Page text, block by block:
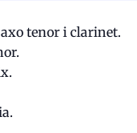
tenor i clarinet.